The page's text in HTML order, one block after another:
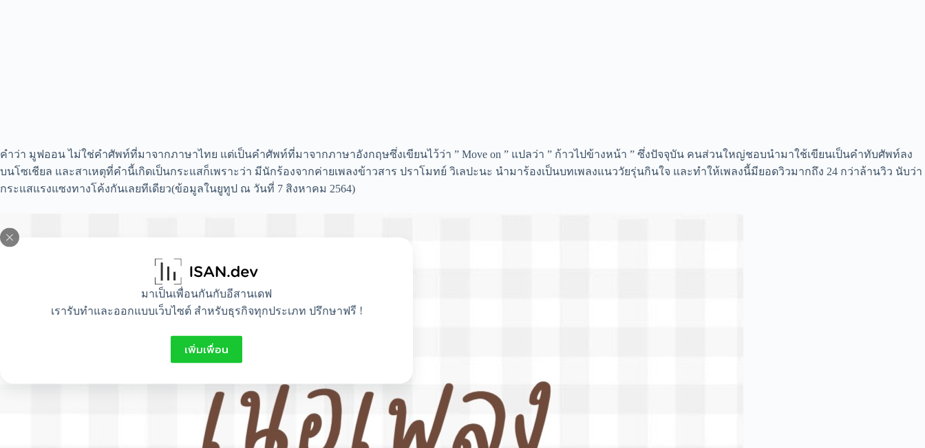
มาเป็นเพื่อนกันกับอีสานเดฟ
เรารับทำและออกแบบเว็บไซต์ สำหรับธุรกิจทุกประเภท ปรึกษาฟรี !
เพิ่มเพื่อน
คำว่า มูฟออน ไม่ใช่คำศัพท์ที่มาจากภาษาไทย แต่เป็นคำศัพท์ที่มาจากภาษาอังกฤษซึ่งเขียนไว้ว่า ” Move on ” แปลว่า ” ก้าวไปข้างหน้า ” ซึ่งปัจจุบัน คนส่วนใหญ่ชอบนำมาใช้เขียนเป็นคำทับศัพท์ลง
บนโซเชียล และสาเหตุที่คำนี้เกิดเป็นกระแสก็เพราะว่า มีนักร้องจากค่ายเพลงข้าวสาร ปราโมทย์ วิเลปะนะ นำมาร้องเป็นบทเพลงแนววัยรุ่นกินใจ และทำให้เพลงนี้มียอดวิวมากถึง 24 กว่าล้านวิว นับว่า
กระแสแรงแซงทางโค้งกันเลยทีเดียว(ข้อมูลในยูทูป ณ วันที่ 7 สิงหาคม 2564)